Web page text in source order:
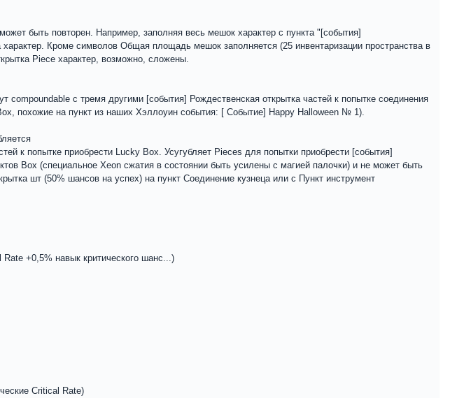
быть повторен. Например, заполняя весь мешок характер с пункта "[события]
Кроме символов Общая площадь мешок заполняется (25 инвентаризации пространства в
Piece характер, возможно, сложены.
compoundable с тремя другими [события] Рождественская открытка частей к попытке соединения
похожие на пункт из наших Хэллоуин события: [ Событие] Happy Halloween № 1).
к попытке приобрести Lucky Box. Усугубляет Pieces для попытки приобрести [события]
Box (специальное Xeon сжатия в состоянии быть усилены с магией палочки) и не может быть
шт (50% шансов на успех) на пункт Соединение кузнеца или с Пункт инструмент
+0,5% навык критического шанс...)
Critical Rate)